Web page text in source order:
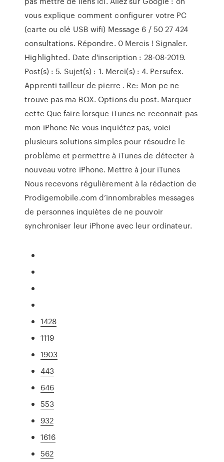
vous explique comment configurer votre PC
(carte ou clé USB wifi) Message 6 / 50 27 424
consultations. Répondre. 0 Mercis ! Signaler.
Highlighted. Date d'inscription : 28-08-2019.
Post(s) : 5. Sujet(s) : 1. Merci(s) : 4. Persufex.
Apprenti tailleur de pierre . Re: Mon pc ne
trouve pas ma BOX. Options du post. Marquer
cette Que faire lorsque iTunes ne reconnait pas
mon iPhone Ne vous inquiétez pas, voici
plusieurs solutions simples pour résoudre le
problème et permettre à iTunes de détecter à
nouveau votre iPhone. Mettre à jour iTunes
Nous recevons régulièrement à la rédaction de
Prodigemobile.com d’innombrables messages
de personnes inquiètes de ne pouvoir
synchroniser leur iPhone avec leur ordinateur.
1428
1119
1903
443
646
553
932
1616
562